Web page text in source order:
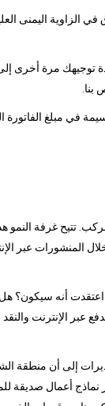
الزاوية اليمنى
توجيهك مرة
تتيح غرفة
اعتقدت أنه
الإنترنت
إلى أن منطقة
نماذج أعمال